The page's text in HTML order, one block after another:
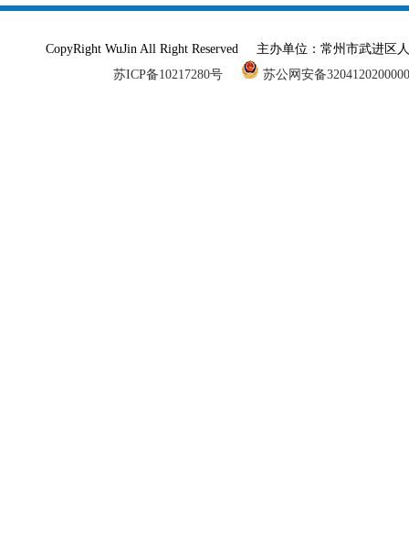
CopyRight WuJin All Right Reserved 主办单位：常州市武进
苏ICP备10217280号
苏公网安备